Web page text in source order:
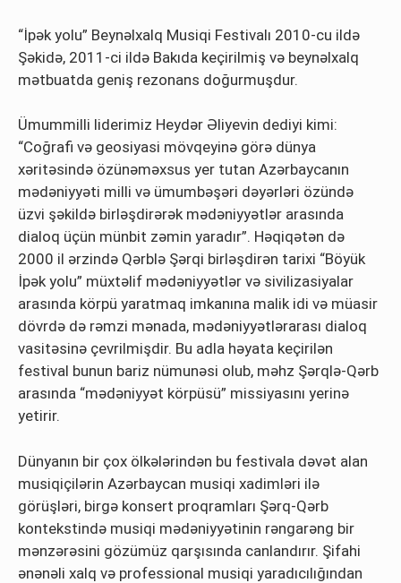
“İpək yolu” Beynəlxalq Musiqi Festivalı 2010-cu ildə
Şəkidə, 2011-ci ildə Bakıda keçirilmiş və beynəlxalq
mətbuatda geniş rezonans doğurmuşdur.
Ümummilli liderimiz Heydər Əliyevin dediyi kimi:
“Coğrafi və geosiyasi mövqeyinə görə dünya
xəritəsində özünəməxsus yer tutan Azərbaycanın
mədəniyyəti milli və ümumbəşəri dəyərləri özündə
üzvi şəkildə birləşdirərək mədəniyyətlər arasında
dialoq üçün münbit zəmin yaradır”. Həqiqətən də
2000 il ərzində Qərblə Şərqi birləşdirən tarixi “Böyük
İpək yolu” müxtəlif mədəniyyətlər və sivilizasiyalar
arasında körpü yaratmaq imkanına malik idi və müasir
dövrdə də rəmzi mənada, mədəniyyətlərarası dialoq
vasitəsinə çevrilmişdir. Bu adla həyata keçirilən
festival bunun bariz nümunəsi olub, məhz Şərqlə-Qərb
arasında “mədəniyyət körpüsü” missiyasını yerinə
yetirir.
Dünyanın bir çox ölkələrindən bu festivala dəvət alan
musiqiçilərin Azərbaycan musiqi xadimləri ilə
görüşləri, birgə konsert proqramları Şərq-Qərb
kontekstində musiqi mədəniyyətinin rəngarəng bir
mənzərəsini gözümüz qarşısında canlandırır. Şifahi
ənənəli xalq və professional musiqi yaradıcılığından